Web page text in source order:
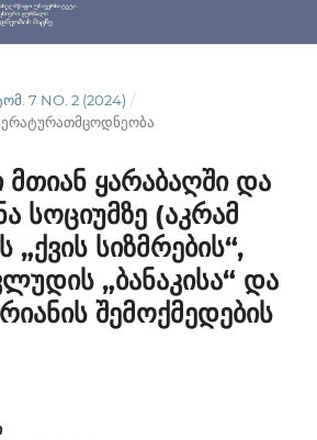
7 NO. 2 (2024) /
ყარაბაღში და
სოციუმზე (აკრამ
სიზმრების“,
„ბანაკისა“ და
შემოქმედების